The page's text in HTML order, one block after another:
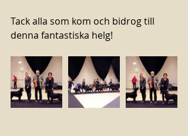
Tack alla som kom och bidrog till
denna fantastiska helg!